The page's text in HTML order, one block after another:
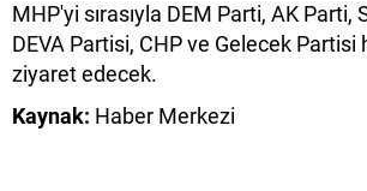
MHP'yi sırasıyla DEM Parti, AK Parti,
DEVA Partisi, CHP ve Gelecek Partisi
ziyaret edecek.
Kaynak: Haber Merkezi